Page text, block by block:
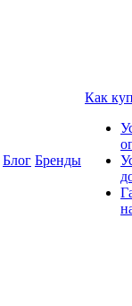
Блог Бренды
Как